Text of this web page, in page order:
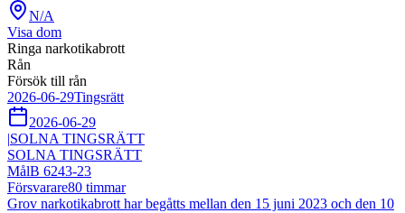
N/A
Visa dom
Ringa narkotikabrott
Rån
Försök till rån
2026-06-29Tingsrätt
2026-06-29
|SOLNA TINGSRÄTT
SOLNA TINGSRÄTT
MålB 6243-23
Försvarare80 timmar
Grov narkotikabrott har begåtts mellan den 15 juni 2023 och den 10